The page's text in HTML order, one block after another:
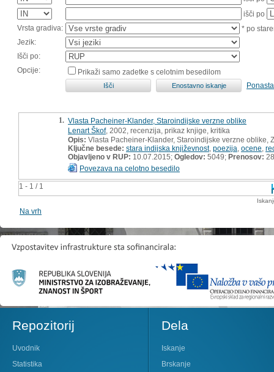
išči po
Vrsta gradiva:
* po
Jezik:
Išči po:
Opcije:
Prikaži samo zadetke s celotnim besedilom
1 - 1 / 1
1. Vlasta Pacheiner-Klander, Staroindijske verzne oblike
Lenart Škof, 2002, recenzija, prikaz knjige, kritika
Opis: Vlasta Pacheiner-Klander, Staroindijske verzne oblike,
Ključne besede: stara indijska književnost, poezija ocene
Objavljeno v RUP: 10.07.2015; Ogledov: 5049; Prenosov: 28
Povezava na celotno besedilo
Na vrh
Repozitorij
Uvodnik
Statistika
Dela
Iskanje
Brskanje